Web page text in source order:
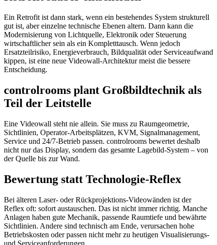
Ein Retrofit ist dann stark, wenn ein bestehendes System strukturell
gut ist, aber einzelne technische Ebenen altern. Dann kann die
Modernisierung von Lichtquelle, Elektronik oder Steuerung
wirtschaftlicher sein als ein Kompletttausch. Wenn jedoch
Ersatzteilrisiko, Energieverbrauch, Bildqualität oder Serviceaufwand
kippen, ist eine neue Videowall-Architektur meist die bessere
Entscheidung.
controlrooms plant Großbildtechnik als
Teil der Leitstelle
Eine Videowall steht nie allein. Sie muss zu Raumgeometrie,
Sichtlinien, Operator-Arbeitsplätzen, KVM, Signalmanagement,
Service und 24/7-Betrieb passen. controlrooms bewertet deshalb
nicht nur das Display, sondern das gesamte Lagebild-System – von
der Quelle bis zur Wand.
Bewertung statt Technologie-Reflex
Bei älteren Laser- oder Rückprojektions-Videowänden ist der
Reflex oft: sofort austauschen. Das ist nicht immer richtig. Manche
Anlagen haben gute Mechanik, passende Raumtiefe und bewährte
Sichtlinien. Andere sind technisch am Ende, verursachen hohe
Betriebskosten oder passen nicht mehr zu heutigen Visualisierungs-
und Serviceanforderungen.